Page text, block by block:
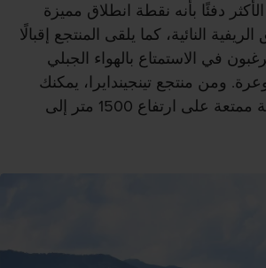
دفئًا بأنه نقطة انطلاق مميزة
النائية، كما يلقى المنتجع إقبالًا
في الاستمتاع بالهواء الجبلي
ومن منتجع تينجيندايرا، يمكنك
استقلال مصعد التزلج الذي يأخذك في رحلة ممتعة على ارتفاع 1500 متر إلى